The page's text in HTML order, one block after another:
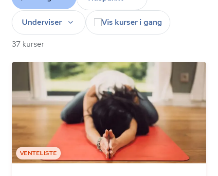
Underviser Vis kurser i gang
37 kurser
VENTELISTE